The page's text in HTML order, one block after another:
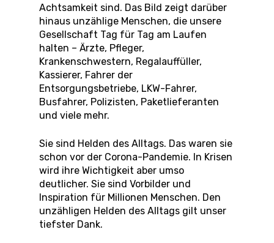
Achtsamkeit sind. Das Bild zeigt darüber
hinaus unzählige Menschen, die unsere
Gesellschaft Tag für Tag am Laufen
halten – Ärzte, Pfleger,
Krankenschwestern, Regalauffüller,
Kassierer, Fahrer der
Entsorgungsbetriebe, LKW-Fahrer,
Busfahrer, Polizisten, Paketlieferanten
und viele mehr.
Sie sind Helden des Alltags. Das waren sie
schon vor der Corona-Pandemie. In Krisen
wird ihre Wichtigkeit aber umso
deutlicher. Sie sind Vorbilder und
Inspiration für Millionen Menschen. Den
unzähligen Helden des Alltags gilt unser
tiefster Dank.